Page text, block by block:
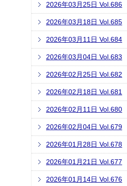
2026年03月25日 Vol.686
2026年03月18日 Vol.685
2026年03月11日 Vol.684
2026年03月04日 Vol.683
2026年02月25日 Vol.682
2026年02月18日 Vol.681
2026年02月11日 Vol.680
2026年02月04日 Vol.679
2026年01月28日 Vol.678
2026年01月21日 Vol.677
2026年01月14日 Vol.676